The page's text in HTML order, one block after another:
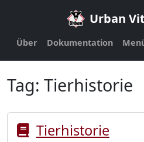
Urban
Über Dokumentation
Tag: Tierhistorie
Tierhistorie